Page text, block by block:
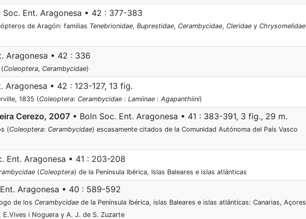
Soc. Ent. Aragonesa • 42 : 377-383
de Aragón: familias Tenebrionidae, Buprestidae, Cerambycidae, Cleridae y Chrysomelidae
Aragonesa • 42 : 336
(Coleoptera, Cerambycidae)
Aragonesa • 42 : 123-127, 13 fig.
1835 (Coleoptera: Cerambycidae : Lamiinae : Agapanthiini)
Cerezo, 2007 • Boln Soc. Ent. Aragonesa • 41 : 383-391, 3 fig., 29 m.
(Coleoptera: Cerambycidae) escasamente citados de la Comunidad Autónoma del País Vasco
Ent. Aragonesa • 41 : 203-208
(Coleoptera) de la Península Ibérica, Islas Baleares e islas atlánticas
Aragonesa • 40 : 589-592
de los Cerambycidae de la Península Ibérica, islas Baleares e islas atlánticas: Canarias, Açores
i Noguera y A. J. de S. Zuzarte